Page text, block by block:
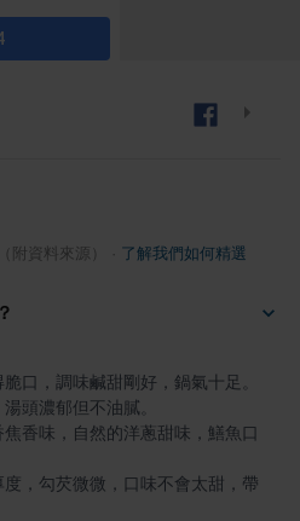
附資料來源） 了解我們如何精選
香味，自然的洋蔥甜味，鱔魚口
，勾芡微微，口味不會太甜，帶